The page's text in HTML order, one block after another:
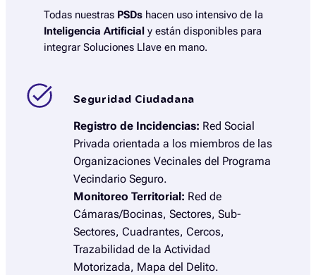
Todas nuestras PSDs hacen uso intensivo de la
Inteligencia Artificial y están disponibles para
integrar Soluciones Llave en mano.
Seguridad Ciudadana
Registro de Incidencias: Red Social
Privada orientada a los miembros de las
Organizaciones Vecinales del Programa
Vecindario Seguro.
Monitoreo Territorial: Red de
Cámaras/Bocinas, Sectores, Sub-
Sectores, Cuadrantes, Cercos,
Trazabilidad de la Actividad
Motorizada, Mapa del Delito.